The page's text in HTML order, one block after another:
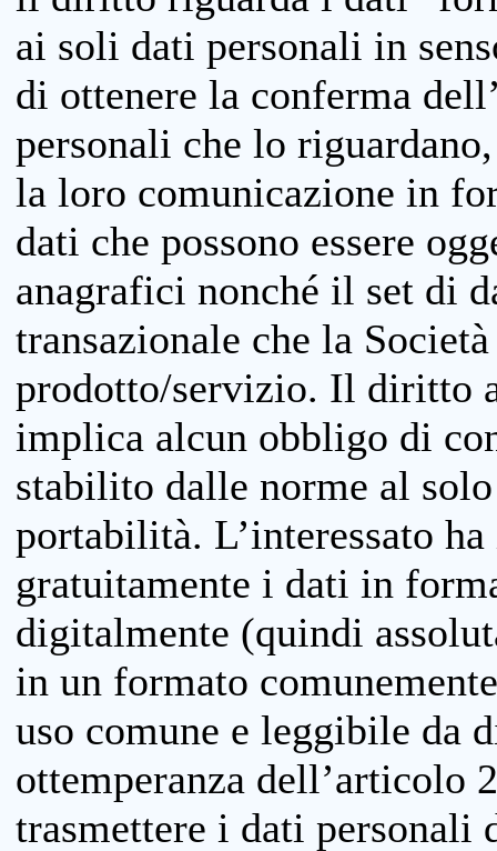
ai soli dati personali in
di ottenere la conferma
personali che lo
la loro comunicazione in
dati che possono essere
anagrafici nonché il set di
transazionale che la
prodotto/servizio. Il diritto
implica alcun obbligo di
stabilito dalle norme al
portabilità. L’interessato
gratuitamente i dati in
digitalmente (quindi
in un formato
uso comune e leggibile da
ottemperanza dell’articolo
trasmettere i dati personali